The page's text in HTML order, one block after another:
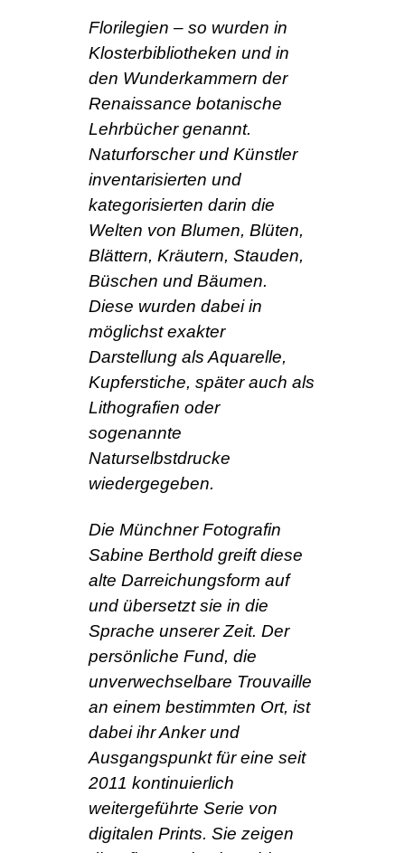
Florilegien – so wurden in
Klosterbibliotheken und in
den Wunderkammern der
Renaissance botanische
Lehrbücher genannt.
Naturforscher und Künstler
inventarisierten und
kategorisierten darin die
Welten von Blumen, Blüten,
Blättern, Kräutern, Stauden,
Büschen und Bäumen.
Diese wurden dabei in
möglichst exakter
Darstellung als Aquarelle,
Kupferstiche, später auch als
Lithografien oder
sogenannte
Naturselbstdrucke
wiedergegeben.
Die Münchner Fotografin
Sabine Berthold greift diese
alte Darreichungsform auf
und übersetzt sie in die
Sprache unserer Zeit. Der
persönliche Fund, die
unverwechselbare Trouvaille
an einem bestimmten Ort, ist
dabei ihr Anker und
Ausgangspunkt für eine seit
2011 kontinuierlich
weitergeführte Serie von
digitalen Prints. Sie zeigen